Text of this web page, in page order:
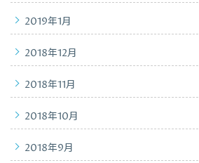
2019年1月
2018年12月
2018年11月
2018年10月
2018年9月